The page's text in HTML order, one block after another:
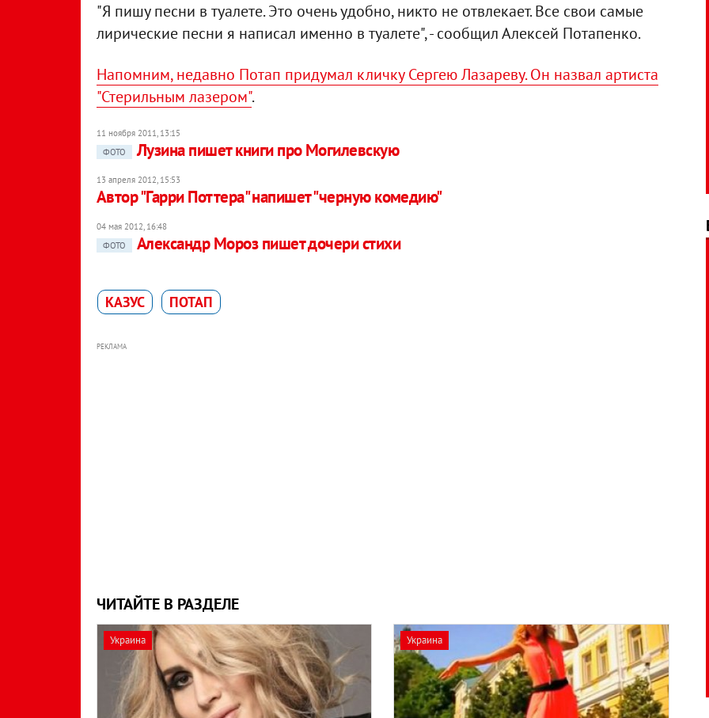
"Я пишу песни в туалете. Это очень удобно, никто не отвлекает. Все свои самые
лирические песни я написал именно в туалете", - сообщил Алексей Потапенко.
Напомним, недавно Потап придумал кличку Сергею Лазареву. Он назвал артиста
"Стерильным лазером".
11 ноября 2011, 13:15
ФОТО
Лузина пишет книги про Могилевскую
13 апреля 2012, 15:53
Автор "Гарри Поттера" напишет "черную комедию"
04 мая 2012, 16:48
ФОТО
Александр Мороз пишет дочери стихи
КАЗУС ПОТАП
РЕКЛАМА
ЧИТАЙТЕ В РАЗДЕЛЕ
Украина Украина